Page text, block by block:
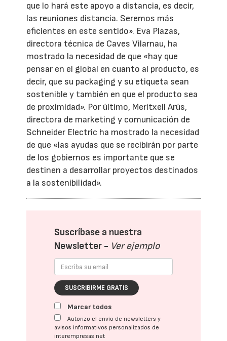
que lo hará este apoyo a distancia, es decir,
las reuniones distancia. Seremos más
eficientes en este sentido». Eva Plazas,
directora técnica de Caves Vilarnau, ha
mostrado la necesidad de que «hay que
pensar en el global en cuanto al producto, es
decir, que su packaging y su etiqueta sean
sostenible y también en que el producto sea
de proximidad». Por último, Meritxell Arús,
directora de marketing y comunicación de
Schneider Electric ha mostrado la necesidad
de que «las ayudas que se recibirán por parte
de los gobiernos es importante que se
destinen a desarrollar proyectos destinados
a la sostenibilidad».
Suscríbase a nuestra
Newsletter - Ver ejemplo
SUSCRIBIRME GRATIS
Marcar todos
Autorizo el envío de newsletters y
avisos informativos personalizados de
interempresas.net